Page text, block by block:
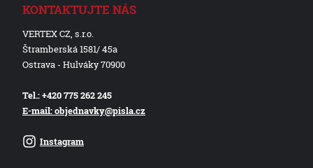
KONTAKTUJTE NÁS
VERTEX CZ, s.r.o.
Štramberská 1581/ 45a
Ostrava - Hulváky 70900
Tel.: +420 775 262 245
E-mail: objednavky@pisla.cz
Instagram